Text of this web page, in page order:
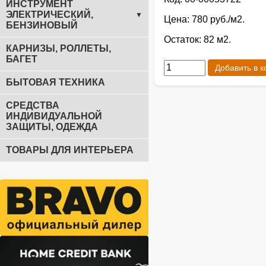
ИНСТРУМЕНТ
ЭЛЕКТРИЧЕСКИЙ,
БЕНЗИНОВЫЙ
▼
КАРНИЗЫ, РОЛЛЕТЫ,
БАГЕТ
БЫТОВАЯ ТЕХНИКА
СРЕДСТВА
ИНДИВИДУАЛЬНОЙ
ЗАЩИТЫ, ОДЕЖДА
ТОВАРЫ ДЛЯ ИНТЕРЬЕРА
Цена: 780 руб./м2.
Остаток: 82 м2.
Добавить в